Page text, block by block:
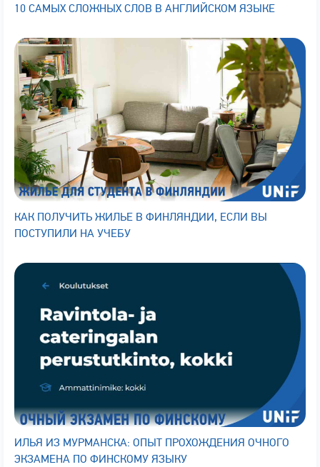
10 САМЫХ СЛОЖНЫХ СЛОВ В АНГЛИЙСКОМ ЯЗЫКЕ
КАК ПОЛУЧИТЬ ЖИЛЬЕ В ФИНЛЯНДИИ, ЕСЛИ ВЫ
ПОСТУПИЛИ НА УЧЕБУ
ИЛЬЯ ИЗ МУРМАНСКА: ОПЫТ ПРОХОЖДЕНИЯ ОЧНОГО
ЭКЗАМЕНА ПО ФИНСКОМУ ЯЗЫКУ